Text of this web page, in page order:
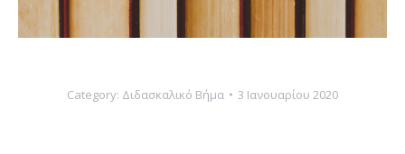
Category: Διδασκαλικό Βήμα 3 Ιανουαρίου 2020